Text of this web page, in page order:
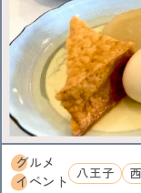
KEYWORD
イルミネーショ
西八王子
レ
中央線〇〇散歩
東小金井
和
ポートレート
中野
サブカ
武蔵野市
ゴ
バレンタイン
グルメ
イベント
八王子